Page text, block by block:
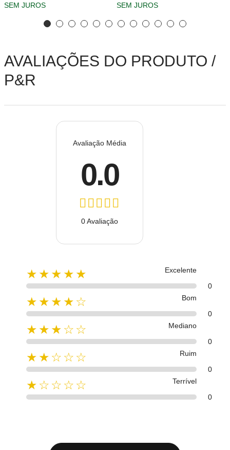
SEM JUROS
SEM JUROS
AVALIAÇÕES DO PRODUTO /
P&R
Avaliação Média
0.0
0 Avaliação
★★★★★
Excelente
0
★★★★☆
Bom
0
★★★☆☆
Mediano
0
★★☆☆☆
Ruim
0
★☆☆☆☆
Terrível
0